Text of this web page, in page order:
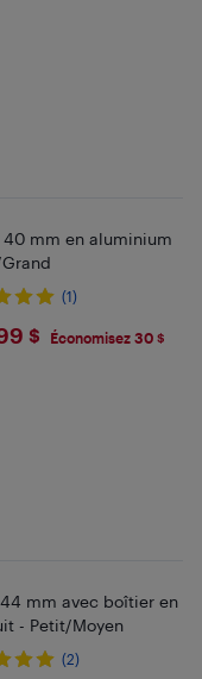
40 mm en aluminium
(1)
$ Économisez 30 $
mm avec boîtier en
- Petit/Moyen
(2)